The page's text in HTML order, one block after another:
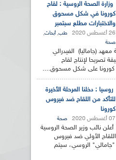
وزارة الصحة الروسية : لقاح
كورونا في شكل مسحوق
والاختبارات مطلع سبتمبر
26 أغسطس 2020 طب,أبحاث,
صحة
(جاماليا) الفيدرالي
تصريحا لإنتاج لقاح
روسيا : دخلنا المرحلة الأخيرة
للتأكد من اللقاح ضد فيروس
كورونا
07 أغسطس 2020 صحة
أعلن نائب وزير الصحة الروسية
الأولي ضد فيروس
"جامالي" الروسي، سيتم